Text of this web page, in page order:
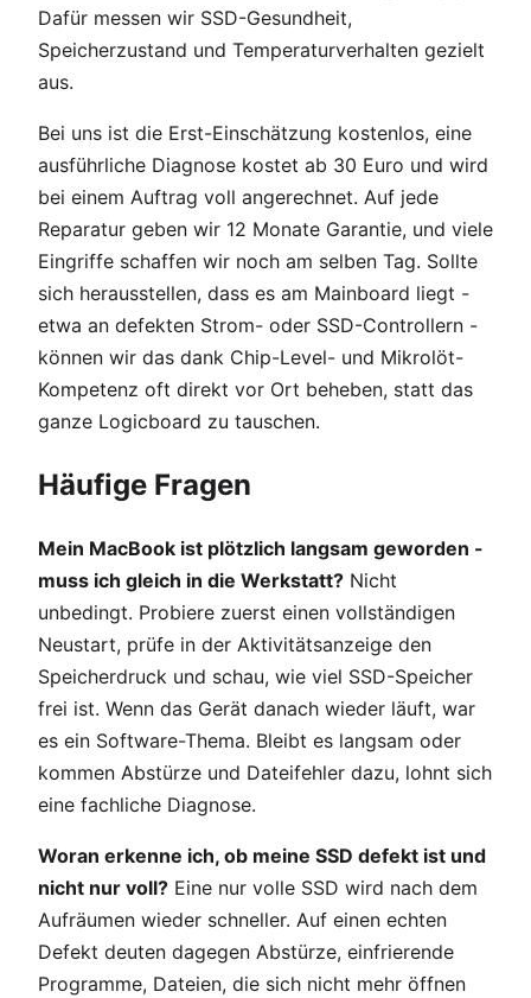
Dafür messen wir SSD-Gesundheit,
Speicherzustand und Temperaturverhalten gezielt
aus.
Bei uns ist die Erst-Einschätzung kostenlos, eine
ausführliche Diagnose kostet ab 30 Euro und wird
bei einem Auftrag voll angerechnet. Auf jede
Reparatur geben wir 12 Monate Garantie, und viele
Eingriffe schaffen wir noch am selben Tag. Sollte
sich herausstellen, dass es am Mainboard liegt -
etwa an defekten Strom- oder SSD-Controllern -
können wir das dank Chip-Level- und Mikrolöt-
Kompetenz oft direkt vor Ort beheben, statt das
ganze Logicboard zu tauschen.
Häufige Fragen
Mein MacBook ist plötzlich langsam geworden -
muss ich gleich in die Werkstatt? Nicht
unbedingt. Probiere zuerst einen vollständigen
Neustart, prüfe in der Aktivitätsanzeige den
Speicherdruck und schau, wie viel SSD-Speicher
frei ist. Wenn das Gerät danach wieder läuft, war
es ein Software-Thema. Bleibt es langsam oder
kommen Abstürze und Dateifehler dazu, lohnt sich
eine fachliche Diagnose.
Woran erkenne ich, ob meine SSD defekt ist und
nicht nur voll? Eine nur volle SSD wird nach dem
Aufräumen wieder schneller. Auf einen echten
Defekt deuten dagegen Abstürze, einfrierende
Programme, Dateien, die sich nicht mehr öffnen